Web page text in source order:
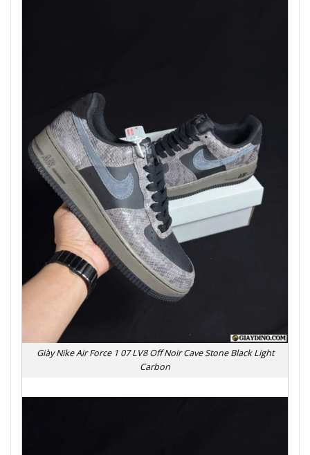
Giày Nike Air Force 1 07 LV8 Off Noir Cave Stone Black Light
Carbon